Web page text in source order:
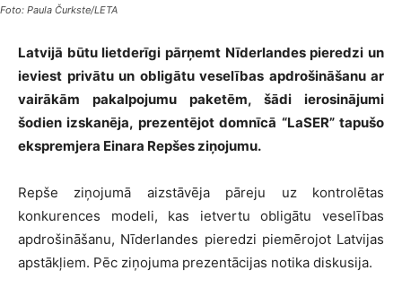
Foto: Paula Čurkste/LETA
Latvijā būtu lietderīgi pārņemt Nīderlandes pieredzi un
ieviest privātu un obligātu veselības apdrošināšanu ar
vairākām pakalpojumu paketēm, šādi ierosinājumi
šodien izskanēja, prezentējot domnīcā “LaSER” tapušo
ekspremjera Einara Repšes ziņojumu.
Repše ziņojumā aizstāvēja pāreju uz kontrolētas
konkurences modeli, kas ietvertu obligātu veselības
apdrošināšanu, Nīderlandes pieredzi piemērojot Latvijas
apstākļiem. Pēc ziņojuma prezentācijas notika diskusija.